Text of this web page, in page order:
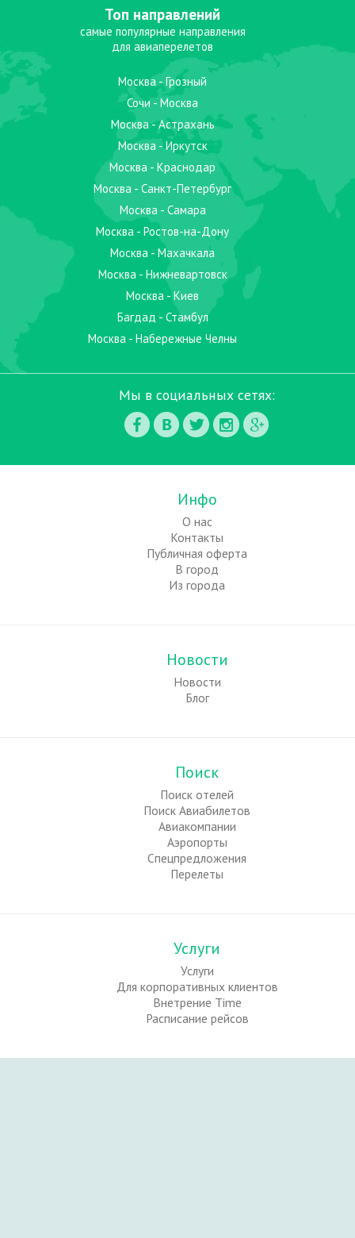
Топ направлений
самые популярные направления
для авиаперелетов
Москва - Грозный
Сочи - Москва
Москва - Астрахань
Москва - Иркутск
Москва - Краснодар
Москва - Санкт-Петербург
Москва - Самара
Москва - Ростов-на-Дону
Москва - Махачкала
Москва - Нижневартовск
Москва - Киев
Багдад - Стамбул
Москва - Набережные Челны
Мы в социальных сетях:
Инфо
О нас
Контакты
Публичная оферта
В город
Из города
Новости
Новости
Блог
Поиск
Поиск отелей
Поиск Авиабилетов
Авиакомпании
Аэропорты
Спецпредложения
Перелеты
Услуги
Услуги
Для корпоративных клиентов
Внетрение Time
Расписание рейсов